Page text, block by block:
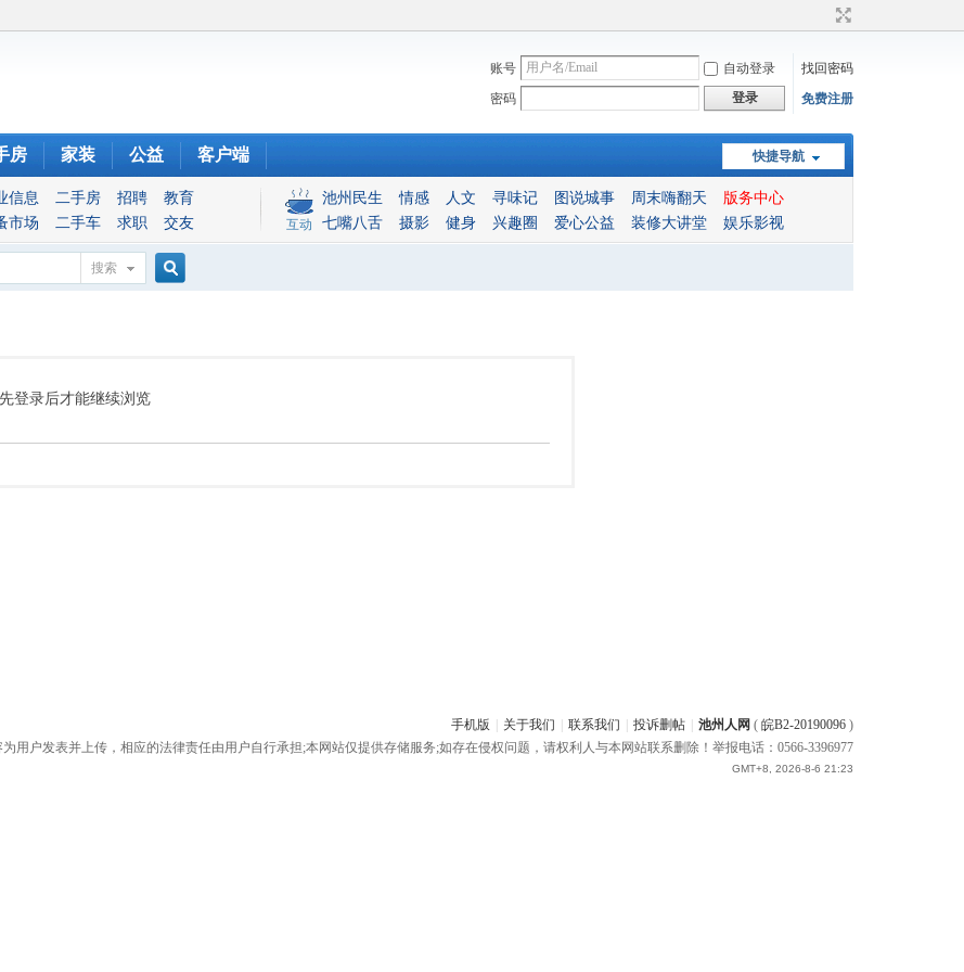
账号 自动登录
找回密码
密码
登录 免费注册
快捷导航
房 家装 公益 客户端
信息 二手房 招聘
教育
市场
二手车 求职 交友 互动
池州民生 情感 人文 寻味记 图说城事 周末嗨翻天
版务中心
七嘴八舌
摄影 健身 兴趣圈 爱心公益 装修大讲堂 娱乐影视
搜索
登录后才能继续浏览
手机版 关于我们 联系我们 投诉删帖 池州人网 ( 皖B2-20190096 )
用户发表并上传，相应的法律责任由用户自行承担;本网站仅提供存储服务;如存在侵权问题，请权利人与本网站联系删除！举报电话：0566-3396977
GMT+8, 2026-8-6 21:23